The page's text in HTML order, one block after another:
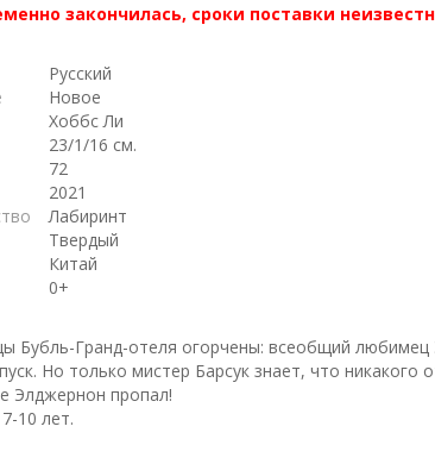
закончилась, сроки поставки
Русский
Новое
Хоббс Ли
23/1/16 см.
72
2021
Лабиринт
Твердый
Китай
0+
Бубль-Гранд-отеля огорчены: всеобщий
Но только мистер Барсук знает, что никакого
Элджернон пропал!
10 лет.